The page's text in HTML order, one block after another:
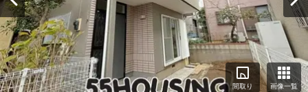
間取り 画像一覧